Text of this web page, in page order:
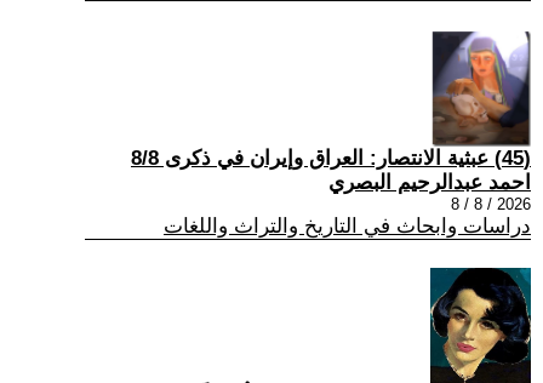
(45) عبثية الانتصار: العراق وإيران في ذكرى 8/8
احمد عبدالرحيم البصري
2026 / 8 / 8
دراسات وابحاث في التاريخ والتراث واللغات